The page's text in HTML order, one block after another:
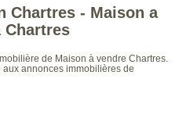
Chartres - Maison a
Chartres
de Maison à vendre Chartres.
annonces immobilières de